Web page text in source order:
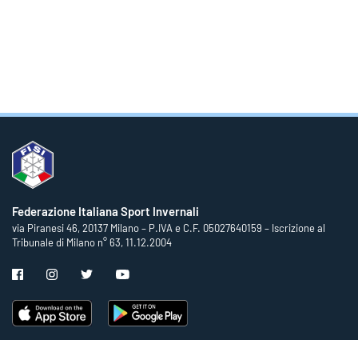
Federazione Italiana Sport Invernali
via Piranesi 46, 20137 Milano – P.IVA e C.F. 05027640159 – Iscrizione al
Tribunale di Milano n° 63, 11.12.2004